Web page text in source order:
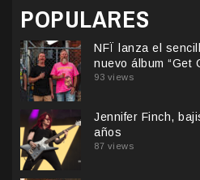
POPULARES
NFÏ lanza el
nuevo álbum “Get
93 views
Jennifer Finch,
años
87 views